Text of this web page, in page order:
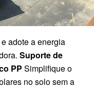
adote a energia
Suporte de
PP Simplifique o
no solo sem a